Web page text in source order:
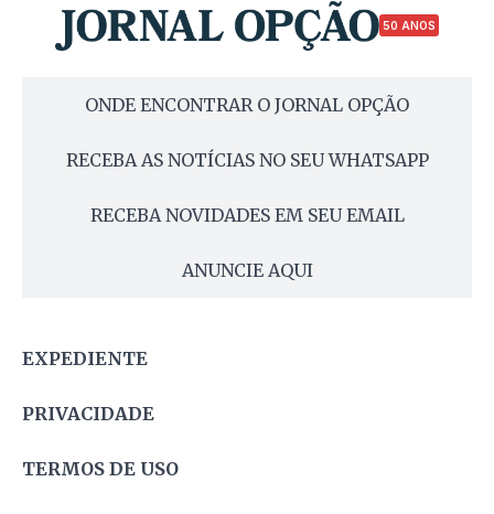
50 ANOS
ONDE ENCONTRAR O JORNAL OPÇÃO
RECEBA AS NOTÍCIAS NO SEU WHATSAPP
RECEBA NOVIDADES EM SEU EMAIL
ANUNCIE AQUI
EXPEDIENTE
PRIVACIDADE
TERMOS DE USO